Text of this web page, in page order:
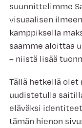
suunnittelimme
visuaalisen
kamppiksella
saamme aloittaa
– niistä lisää
Tällä hetkellä olet
uudistetulla
eläväksi
tämän hienon